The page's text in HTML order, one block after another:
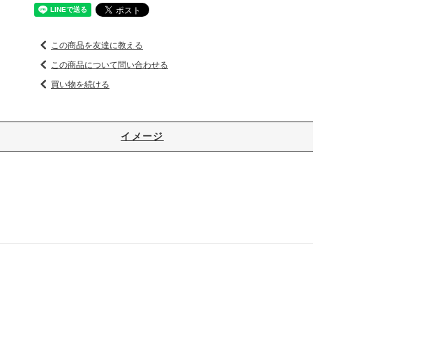
この商品を友達に教える
この商品について問い合わせる
買い物を続ける
イメージ